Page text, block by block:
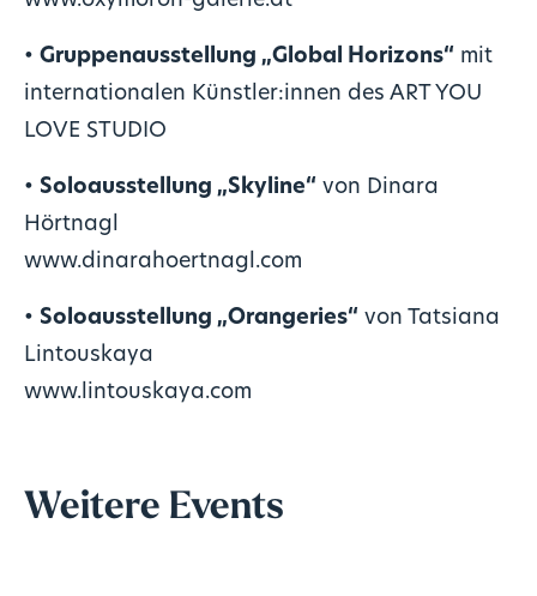
• Gruppenausstellung „Global Horizons“ mit
internationalen Künstler:innen des ART YOU
LOVE STUDIO
• Soloausstellung „Skyline“ von Dinara
Hörtnagl
www.dinarahoertnagl.com
• Soloausstellung „Orangeries“ von Tatsiana
Lintouskaya
www.lintouskaya.com
Weitere Events